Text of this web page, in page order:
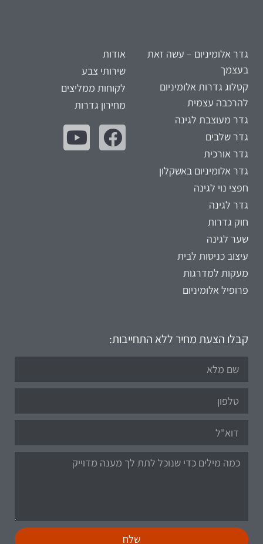
גדר אלומיניום – עשה זאת
בעצמך
קטלוג גדרות אלומיניום
להרכבה עצמית
גדר מעוצבת לגינה
גדר שלבים
גדר אורכית
גדר אלומיניום באשקלון
חפצי נוי לגינה
גדר לגינה
חוק גדרות
שער לגינה
עיצוב כניסות לבית
מעקות למדרגות
פרופיל אלומיניום
אודות
שירותי צבע
לקוחות ממליצים
מחירון גדרות
קבלו הצעת מחיר ללא התחייבות:
שלח